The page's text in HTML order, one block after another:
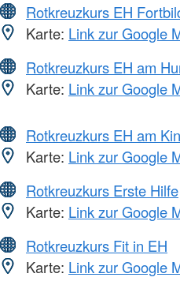
Rotkreuzkurs EH
Karte: Link zur Google
Rotkreuzkurs EH am
Karte: Link zur Google
Rotkreuzkurs EH am
Karte: Link zur Google
Rotkreuzkurs Erste Hilfe
Karte: Link zur Google
Rotkreuzkurs Fit in EH
Karte: Link zur Google